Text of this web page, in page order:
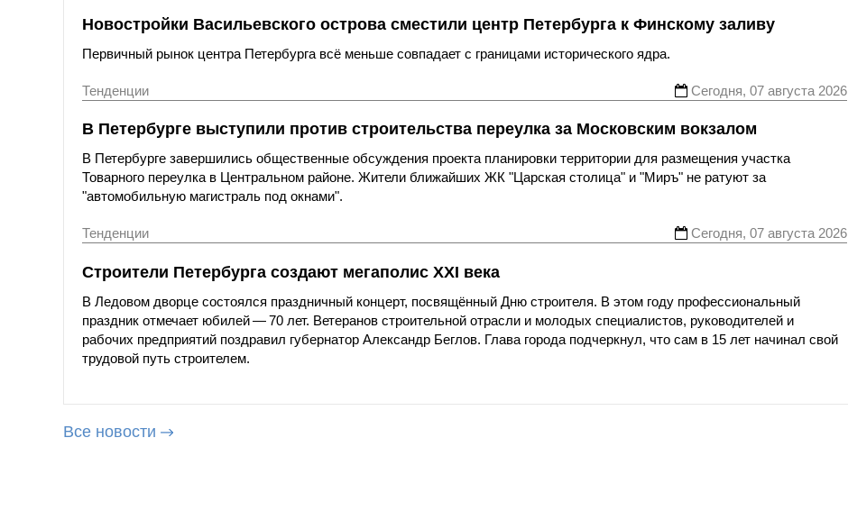
Новостройки Васильевского острова сместили центр Петербурга к Финскому заливу
Первичный рынок центра Петербурга всё меньше совпадает с границами исторического ядра.
Тенденции Сегодня, 07 августа 2026
В Петербурге выступили против строительства переулка за Московским вокзалом
В Петербурге завершились общественные обсуждения проекта планировки территории для размещения участка
Товарного переулка в Центральном районе. Жители ближайших ЖК "Царская столица" и "Миръ" не ратуют за
"автомобильную магистраль под окнами".
Тенденции Сегодня, 07 августа 2026
Строители Петербурга создают мегаполис XXI века
В Ледовом дворце состоялся праздничный концерт, посвящённый Дню строителя. В этом году профессиональный
праздник отмечает юбилей — 70 лет. Ветеранов строительной отрасли и молодых специалистов, руководителей и
рабочих предприятий поздравил губернатор Александр Беглов. Глава города подчеркнул, что сам в 15 лет начинал свой
трудовой путь строителем.
Все новости